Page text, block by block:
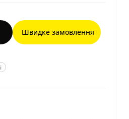
Швидке замовлення
i